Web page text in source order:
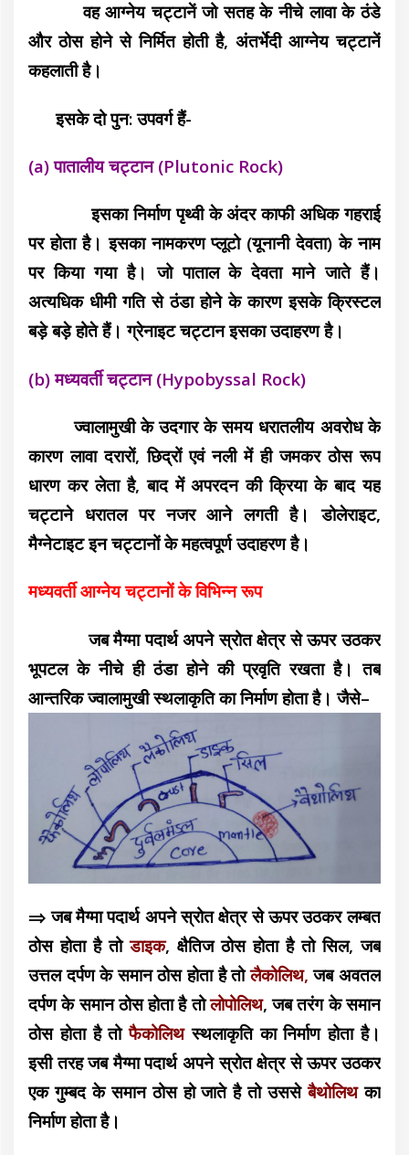
वह आग्नेय चट्टानें जो सतह के नीचे लावा के ठंडे
और ठोस होने से निर्मित होती है, अंतर्भेदी आग्नेय चट्टानें
कहलाती है।
इसके दो पुन: उपवर्ग हैं-
(a) पातालीय चट्टान (Plutonic Rock)
इसका निर्माण पृथ्वी के अंदर काफी अधिक गहराई
पर होता है। इसका नामकरण प्लूटो (यूनानी देवता) के नाम
पर किया गया है। जो पाताल के देवता माने जाते हैं।
अत्यधिक धीमी गति से ठंडा होने के कारण इसके क्रिस्टल
बड़े बड़े होते हैं। ग्रेनाइट चट्टान इसका उदाहरण है।
(b) मध्यवर्ती चट्टान (Hypobyssal Rock)
ज्वालामुखी के उदगार के समय धरातलीय अवरोध के
कारण लावा दरारों, छिद्रों एवं नली में ही जमकर ठोस रूप
धारण कर लेता है, बाद में अपरदन की क्रिया के बाद यह
चट्टाने धरातल पर नजर आने लगती है। डोलेराइट,
मैग्नेटाइट इन चट्टानों के महत्वपूर्ण उदाहरण है।
मध्यवर्ती आग्नेय चट्टानों के विभिन्न रूप
जब मैग्मा पदार्थ अपने स्रोत क्षेत्र से ऊपर उठकर
भूपटल के नीचे ही ठंडा होने की प्रवृति रखता है। तब
आन्तरिक ज्वालामुखी स्थलाकृति का निर्माण होता है। जैसे–
⇒ जब मैग्मा पदार्थ अपने स्रोत क्षेत्र से ऊपर उठकर लम्बत
ठोस होता है तोडाइक, क्षैतिज ठोस होता है तो सिल, जब
उत्तल दर्पण के समान ठोस होता है तोलैकोलिथ, जब अवतल
दर्पण के समान ठोस होता है तोलोपोलिथ, जब तरंग के समान
ठोस होता है तोफैकोलिथस्थलाकृति का निर्माण होता है।
इसी तरह जब मैग्मा पदार्थ अपने स्रोत क्षेत्र से ऊपर उठकर
एक गुम्बद के समान ठोस हो जाते है तो उससेबैथोलिथका
निर्माण होता है।